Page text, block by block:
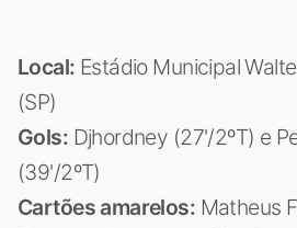
Local: Estádio Municipal
(SP)
Gols: Djhordney (27'/2ºT) e
(39'/2ºT)
Cartões amarelos: Matheus